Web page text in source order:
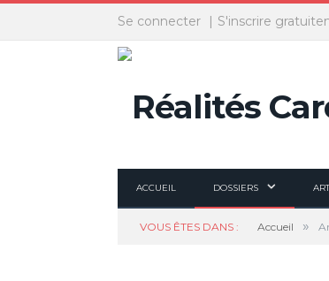
Panneau de gestion des cookies
Se connecter S'inscrire
ACCUEIL DOSSIERS
VOUS ÊTES DANS : Accueil »